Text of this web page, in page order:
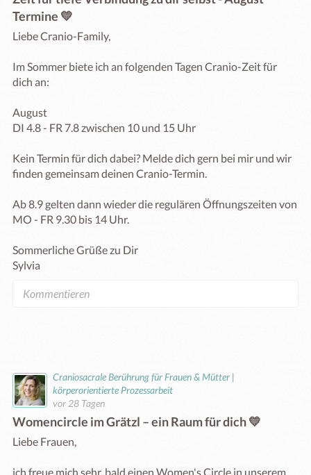
Termine 💛
Liebe Cranio-Family,
Im Sommer biete ich an folgenden Tagen Cranio-Zeit für
dich an:
August
DI 4.8 - FR 7.8 zwischen 10 und 15 Uhr
Kein Termin für dich dabei? Melde dich gern bei mir und wir
finden gemeinsam deinen Cranio-Termin.
Ab 8.9 gelten dann wieder die regulären Öffnungszeiten von
MO - FR 9.30 bis 14 Uhr.
Sommerliche Grüße zu Dir
Sylvia
Craniosacrale Berührung für Frauen & Mütter |
körperorientierte Prozessarbeit
vor 28 Tagen
Womencircle im Grätzl – ein Raum für dich 💛
Liebe Frauen,
ich freue mich sehr, bald einen Women's Circle in unserem